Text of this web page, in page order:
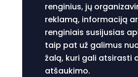
renginius, jų
reklamą, informaciją
renginiais susijusias
taip pat už galimus
žalą, kuri gali atsirasti
atšaukimo.